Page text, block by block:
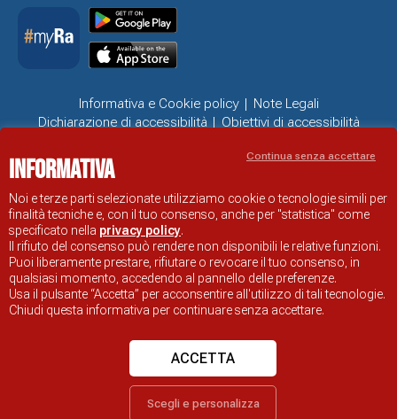
Informativa e Cookie policy
Note Legali
Dichiarazione di accessibilità
Obiettivi di accessibilità
SITO UFFICIALE DI INFORMAZIONE TURISTICA DI RAVENNA
Informativa
Noi e terze parti selezionate utilizziamo cookie o tecnologie simili per
finalità tecniche e, con il tuo consenso, anche per "statistica" come
specificato nella privacy policy.
Il rifiuto del consenso può rendere non disponibili le relative funzioni.
Puoi liberamente prestare, rifiutare o revocare il tuo consenso, in
qualsiasi momento, accedendo al pannello delle preferenze.
Usa il pulsante “Accetta” per acconsentire all'utilizzo di tali tecnologie.
Chiudi questa informativa per continuare senza accettare.
Scegli e personalizza
ACCETTA
Continua senza accettare